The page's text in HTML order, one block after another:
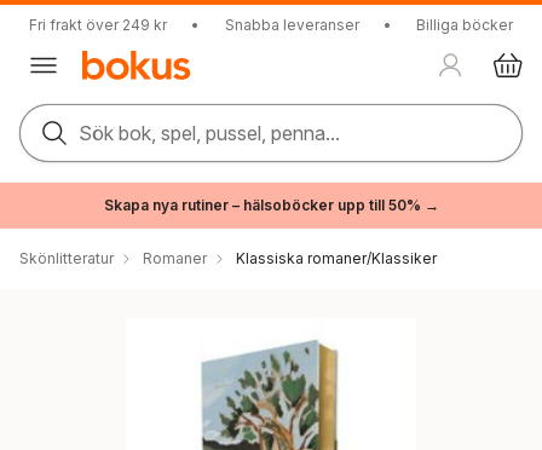
Fri frakt över 249 kr • Snabba leveranser • Billiga böcker
Sök bok, spel, pussel, penna...
Skapa nya rutiner – hälsoböcker upp till 50% →
Skönlitteratur Romaner Klassiska romaner/Klassiker